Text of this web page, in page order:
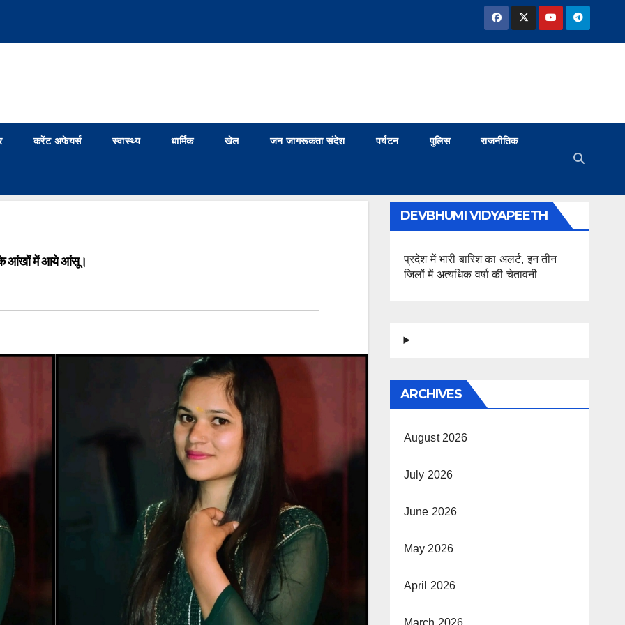
करेंट अफेयर्स स्वास्थ्य धार्मिक खेल जन जागरूकता संदेश पर्यटन पुलिस राजनीतिक
के आंखों में आये आंसू।
DEVBHUMI VIDYAPEETH
प्रदेश में भारी बारिश का अलर्ट, इन तीन
जिलों में अत्यधिक वर्षा की चेतावनी
ARCHIVES
August 2026
July 2026
June 2026
May 2026
April 2026
March 2026